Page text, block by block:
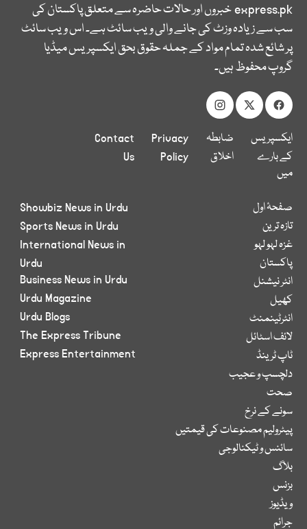
express.pkخبروں اور حالات حاضرہ سے متعلق پاکستان کی
سب سے زیادہ وزٹ کی جانے والی ویب سائٹ ہے۔ اس ویب سائٹ
پر شائع شدہ تمام مواد کے جملہ حقوق بحق ایکسپریس میڈیا
گروپ محفوظ ہیں۔
ایکسپریس
کے بارے
میں
ضابطہ
اخلاق
Privacy
Policy
Contact
Us
صفحۂ اول
تازہ ترین
غزہ لہو لہو
پاکستان
انٹر نیشنل
کھیل
انٹرٹینمنٹ
لائف اسٹائل
ٹاپ ٹرینڈ
دلچسپ و عجیب
صحت
سونے کے نرخ
پیٹرولیم مصنوعات کی قیمتیں
سائنس و ٹیکنالوجی
بلاگ
بزنس
ویڈیوز
جرائم
Showbiz News in Urdu
Sports News in Urdu
International News in
Urdu
Business News in Urdu
Urdu Magazine
Urdu Blogs
The Express Tribune
Express Entertainment